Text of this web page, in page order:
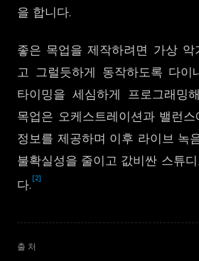
을 합니다.
좋은 목업을 제작하려면 가상
고 그럴듯하게 동작하도록 다이
타이밍을 세심하게 프로그래밍
목업은 오케스트레이션과 밸런
정보를 제공하며 이후 라이브 녹
불확실성을 줄이고 값비싼 스튜
다. [2]
출처